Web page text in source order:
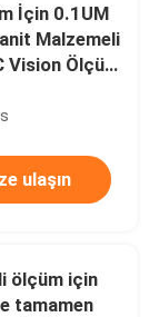
İçin 0.1UM
Malzemeli
Vision Ölçüm
ulaşın
ölçüm için
tamamen